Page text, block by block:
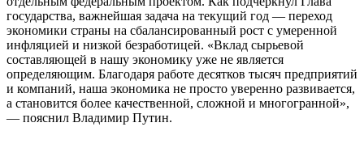
государства, важнейшая задача на текущий год — переход
экономики страны на сбалансированный рост с умеренной
инфляцией и низкой безработицей. «Вклад сырьевой
составляющей в нашу экономику уже не является
определяющим. Благодаря работе десятков тысяч предприятий
и компаний, наша экономика не просто уверенно развивается,
а становится более качественной, сложной и многогранной»,
— пояснил Владимир Путин.